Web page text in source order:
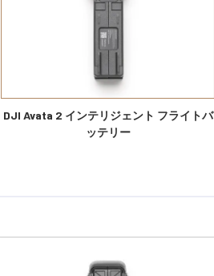
DJI Avata 2 インテリジェント フライトバ
ッテリー